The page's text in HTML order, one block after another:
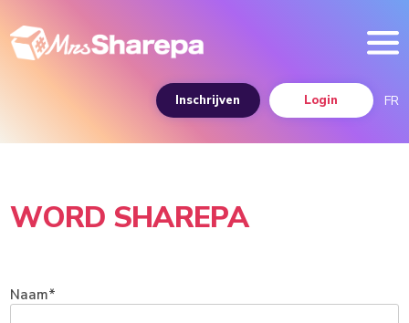
naar
de
Inschrijven Login FR
WORD SHAREPA
Naam